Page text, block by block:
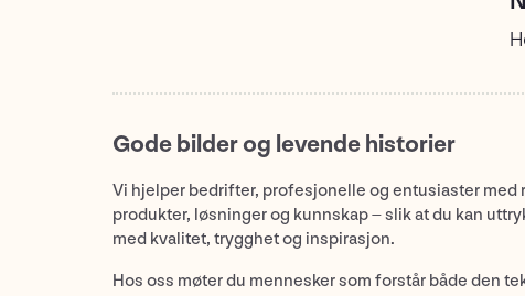
Gode bilder og levende historier
Vi hjelper bedrifter, profesjonelle og entusiaster med
produkter, løsninger og kunnskap – slik at du kan
med kvalitet, trygghet og inspirasjon.
Hos oss møter du mennesker som forstår både den